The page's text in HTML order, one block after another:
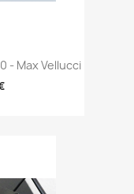
- Max Vellucci